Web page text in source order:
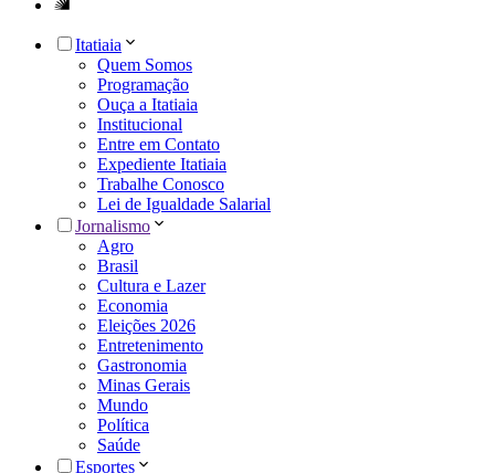
Itatiaia
Quem Somos
Programação
Ouça a Itatiaia
Institucional
Entre em Contato
Expediente Itatiaia
Trabalhe Conosco
Lei de Igualdade Salarial
Jornalismo
Agro
Brasil
Cultura e Lazer
Economia
Eleições 2026
Entretenimento
Gastronomia
Minas Gerais
Mundo
Política
Saúde
Esportes